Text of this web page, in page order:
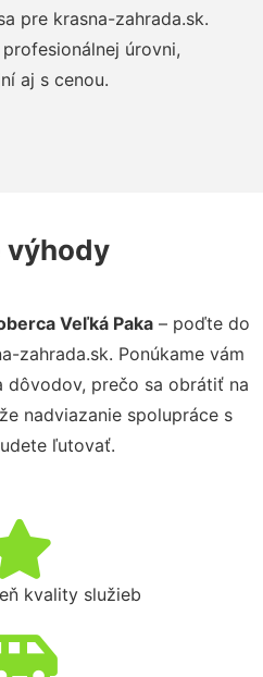
pre krasna-zahrada.sk.
úrovni,
aj s cenou.
výhody
Veľká Paka – poďte do
zahrada.sk. Ponúkame vám
dôvodov, prečo sa obrátiť na
nadviazanie spolupráce s
ľutovať.
kvality služieb